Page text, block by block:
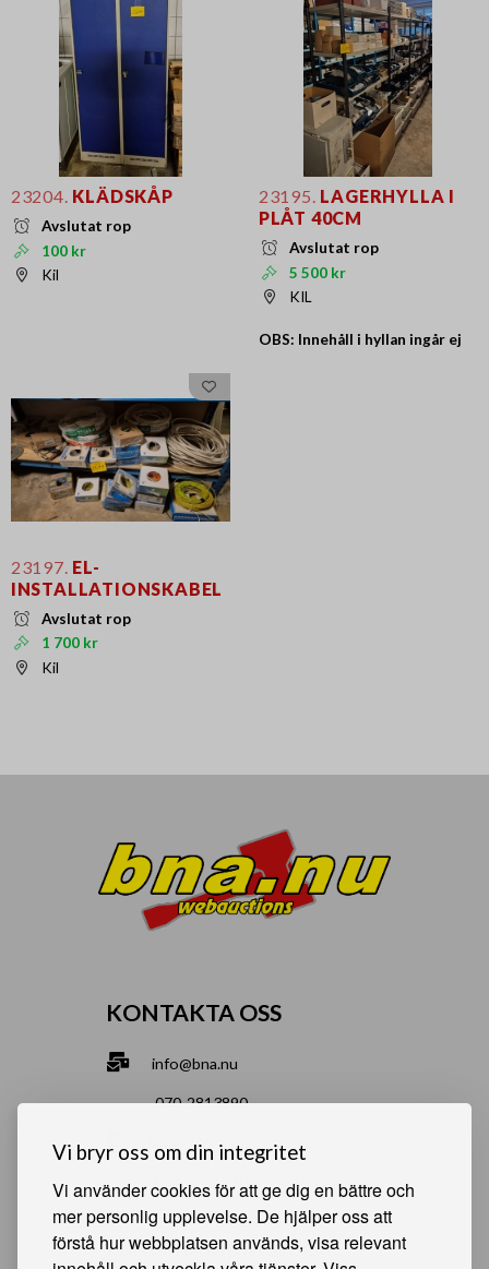
Vi bryr oss om din integritet
Vi använder cookies för att ge dig en bättre och
mer personlig upplevelse. De hjälper oss att
förstå hur webbplatsen används, visa relevant
23204. KLÄDSKÅP
Avslutat rop
100 kr
Kil
23195. LAGERHYLLA I
PLÅT 40CM
Avslutat rop
5 500 kr
KIL
OBS: Innehåll i hyllan ingår ej
23197. EL-
INSTALLATIONSKABEL
Avslutat rop
1 700 kr
Kil
KONTAKTA OSS
info@bna.nu
070-2813890
Norrgårdsgatan 9a, 686 35 Sunne
Bjälverud 540, 68693 Sunne
HJÄLPSAMMA SIDOR